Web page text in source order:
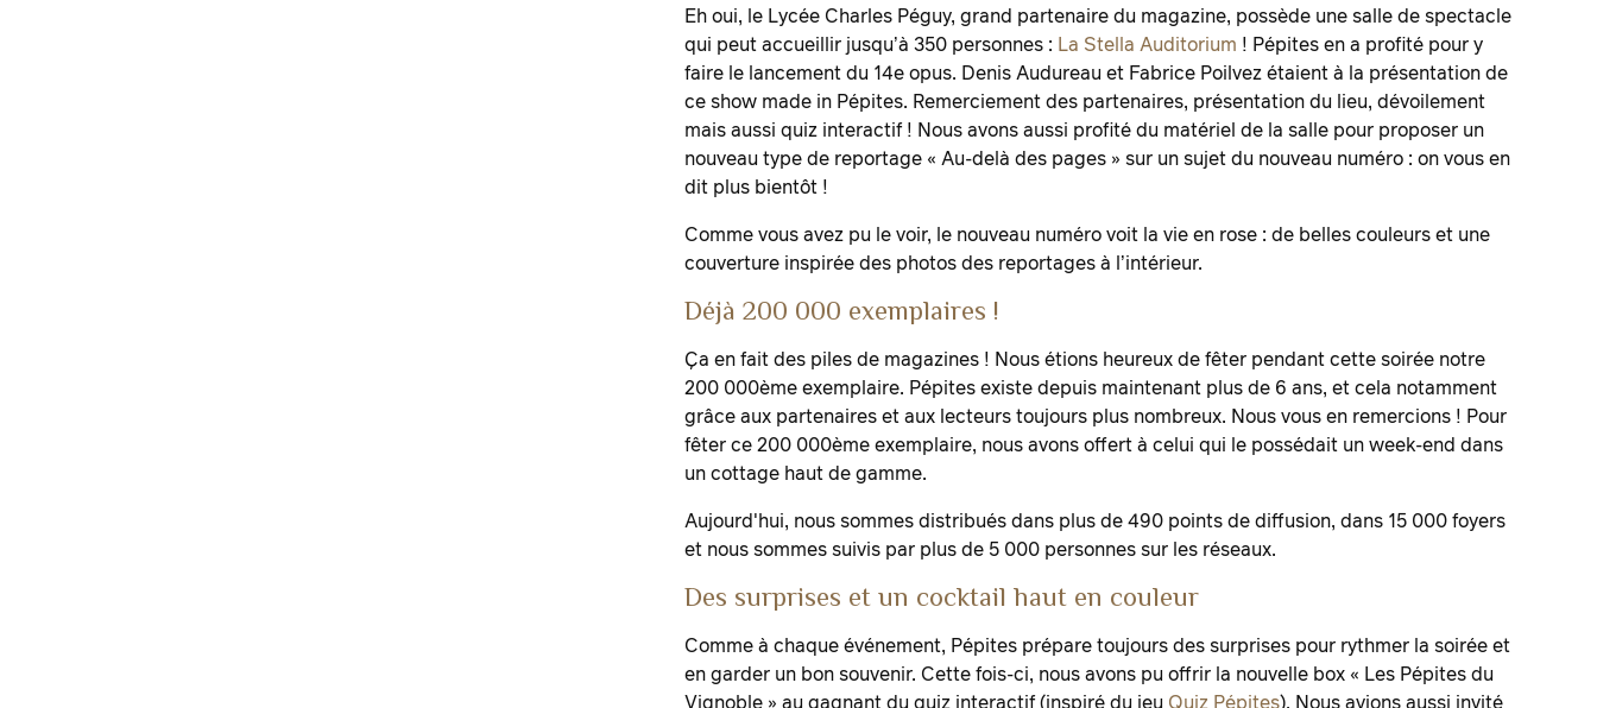
Eh oui, le Lycée Charles Péguy, grand partenaire du magazine, possède une salle de spectacle
qui peut accueillir jusqu’à 350 personnes : La Stella Auditorium ! Pépites en a profité pour y
faire le lancement du 14e opus. Denis Audureau et Fabrice Poilvez étaient à la présentation de
ce show made in Pépites. Remerciement des partenaires, présentation du lieu, dévoilement
mais aussi quiz interactif ! Nous avons aussi profité du matériel de la salle pour proposer un
nouveau type de reportage « Au-delà des pages » sur un sujet du nouveau numéro : on vous en
dit plus bientôt !
Comme vous avez pu le voir, le nouveau numéro voit la vie en rose : de belles couleurs et une
couverture inspirée des photos des reportages à l’intérieur.
Déjà 200 000 exemplaires !
Ça en fait des piles de magazines ! Nous étions heureux de fêter pendant cette soirée notre
200 000ème exemplaire. Pépites existe depuis maintenant plus de 6 ans, et cela notamment
grâce aux partenaires et aux lecteurs toujours plus nombreux. Nous vous en remercions ! Pour
fêter ce 200 000ème exemplaire, nous avons offert à celui qui le possédait un week-end dans
un cottage haut de gamme.
Aujourd'hui, nous sommes distribués dans plus de 490 points de diffusion, dans 15 000 foyers
et nous sommes suivis par plus de 5 000 personnes sur les réseaux.
Des surprises et un cocktail haut en couleur
Comme à chaque événement, Pépites prépare toujours des surprises pour rythmer la soirée et
en garder un bon souvenir. Cette fois-ci, nous avons pu offrir la nouvelle box « Les Pépites du
Vignoble » au gagnant du quiz interactif (inspiré du jeu Quiz Pépites). Nous avions aussi invité